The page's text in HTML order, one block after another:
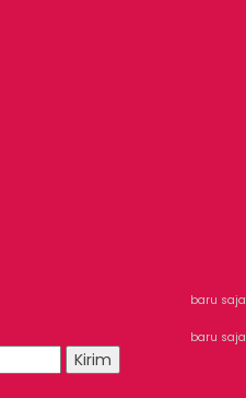
baru saja
baru saja
Kirim